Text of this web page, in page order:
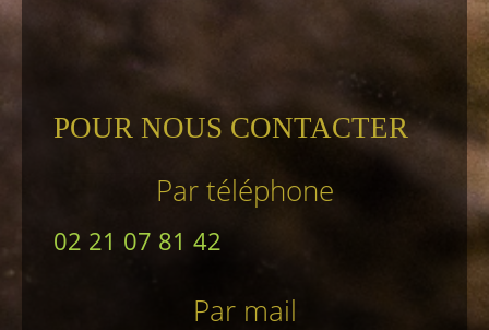
POUR NOUS CONTACTER
Par téléphone
02 21 07 81 42
Par mail